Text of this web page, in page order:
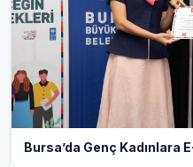
Bursa’da Genç